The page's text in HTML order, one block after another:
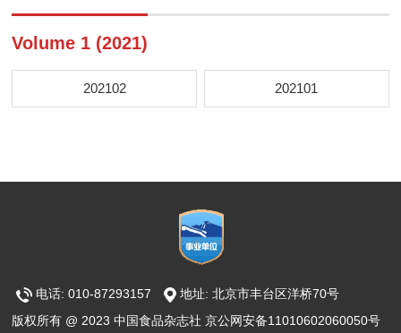
Volume 1 (2021)
202102 202101
电话: 010-87293157
地址: 北京市丰台区洋桥70号
版权所有 @ 2023 中国食品杂志社 京公网安备11010602060050号